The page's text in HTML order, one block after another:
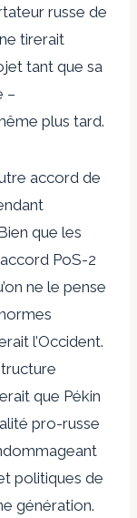
russe de
tirerait
tant que sa
–
plus tard.
accord de
que les
PoS-2
ne le pense
l’Occident.
que Pékin
pro-russe
politiques de
génération.